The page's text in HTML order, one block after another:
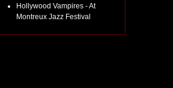
Hollywood Vampires - At
Montreux Jazz Festival